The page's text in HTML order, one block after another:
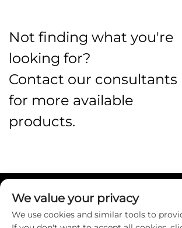
Not finding what you're
looking for?
Contact our consultants
for more available
products.
Liens rapides
We value your privacy
We use cookies and similar tools to